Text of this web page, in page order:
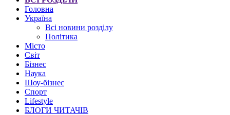
Головна
Україна
Всі новини розділу
Політика
Місто
Світ
Бізнес
Наука
Шоу-бізнес
Спорт
Lifestyle
БЛОГИ ЧИТАЧІВ